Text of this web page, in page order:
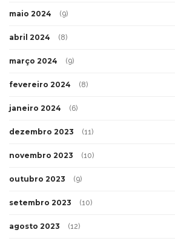
maio 2024 (9)
abril 2024 (8)
março 2024 (9)
fevereiro 2024 (8)
janeiro 2024 (6)
dezembro 2023 (11)
novembro 2023 (10)
outubro 2023 (9)
setembro 2023 (10)
agosto 2023 (12)